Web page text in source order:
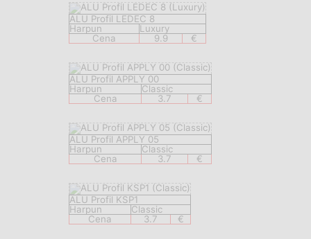
ALU Profil LEDEC 8
Harpun
Luxury
Cena
9.9 €
ALU Profil APPLY 00
Harpun
Classic
Cena
3.7 €
ALU Profil APPLY 05
Harpun
Classic
Cena
3.7 €
ALU Profil KSP1
Harpun
Classic
Cena
3.7 €